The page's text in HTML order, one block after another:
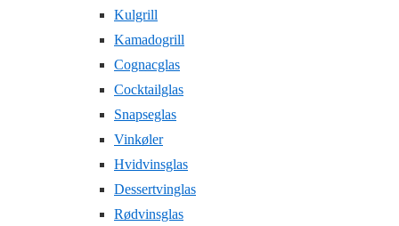
Kulgrill
Kamadogrill
Cognacglas
Cocktailglas
Snapseglas
Vinkøler
Hvidvinsglas
Dessertvinglas
Rødvinsglas